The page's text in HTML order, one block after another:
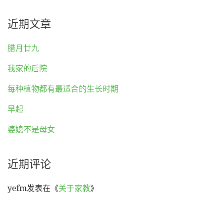
近期文章
腊月廿九
我家的后院
每种植物都有最适合的生长时期
早起
婆媳不是母女
近期评论
yefm发表在《关于家教》